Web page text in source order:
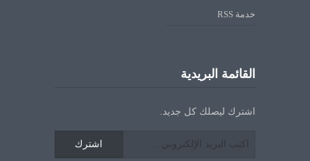
خدمة RSS
القائمة البريدية
اشترك ليصلك كل جديد.
اشترك